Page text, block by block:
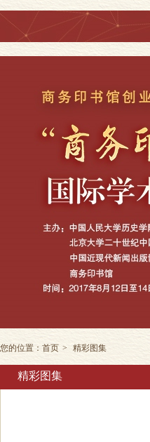
您的位置： 首页 > 精彩图集
精彩图集